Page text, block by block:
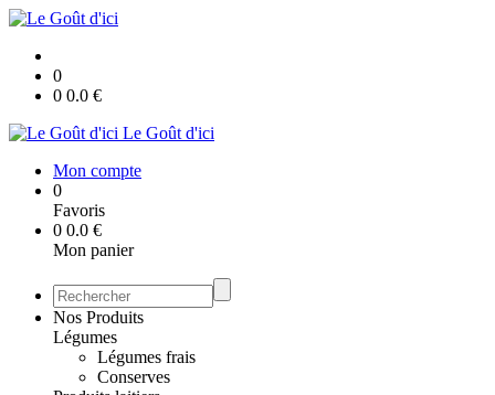
0
0 0.0 €
Le Goût d'ici
Mon compte
0
Favoris
0 0.0 €
Mon panier
Nos Produits
Légumes
Légumes frais
Conserves